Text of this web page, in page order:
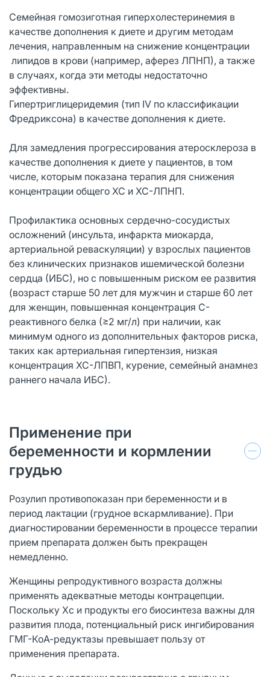
Семейная гомозиготная гиперхолестеринемия в
качестве дополнения к диете и другим методам
лечения, направленным на снижение концентрации
липидов в крови (например, аферез ЛПНП), а также
в случаях, когда эти методы недостаточно
эффективны.
Гипертриглицеридемия (тип IV по классификации
Фредриксона) в качестве дополнения к диете.
Для замедления прогрессирования атеросклероза в
качестве дополнения к диете у пациентов, в том
числе, которым показана терапия для снижения
концентрации общего ХС и ХС-ЛПНП.
Профилактика основных сердечно-сосудистых
осложнений (инсульта, инфаркта миокарда,
артериальной реваскуляции) у взрослых пациентов
без клинических признаков ишемической болезни
сердца (ИБС), но с повышенным риском ее развития
(возраст старше 50 лет для мужчин и старше 60 лет
для женщин, повышенная концентрация С-
реактивного белка (≥2 мг/л) при наличии, как
минимум одного из дополнительных факторов риска,
таких как артериальная гипертензия, низкая
концентрация ХС-ЛПВП, курение, семейный анамнез
раннего начала ИБС).
Применение при
беременности и кормлении
грудью
Розулип противопоказан при беременности и в
период лактации (грудное вскармливание). При
диагностировании беременности в процессе терапии
прием препарата должен быть прекращен
немедленно.
Женщины репродуктивного возраста должны
применять адекватные методы контрацепции.
Поскольку Хс и продукты его биосинтеза важны для
развития плода, потенциальный риск ингибирования
ГМГ-КоА-редуктазы превышает пользу от
применения препарата.